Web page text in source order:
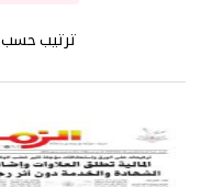
ترتيب حسب